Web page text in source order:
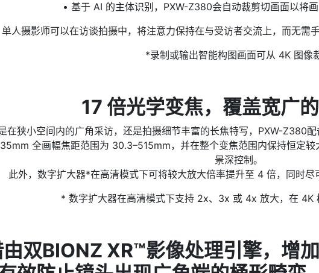
• 基于 AI 的主体识别，PXW-Z380会自动裁剪切画面以将
单人摄影师可以在访谈拍摄中，将注意力保持在与受访者交流上，而无需
*录制或输出智能构图画面可从 4K 图像
17 倍光学变焦，覆盖宽广
在狭小空间内的广角采访，还是拍摄细节丰富的长焦特写，PXW-Z380
全画幅焦距范围为 30.3–515mm，并在整个变焦范围内保持恒定较
景深控制。
此外，数字扩大器*在高清模式下可将较大放大倍率提升至 4 倍，同时
* 数字扩大器在高清模式下支持 2x、3x 或 4x 放大，在 4K
双BIONZ XR™影像处理引擎，增